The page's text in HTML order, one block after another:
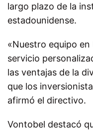
largo plazo de la
estadounidense.
«Nuestro equipo
servicio
las ventajas de la
que los
afirmó el directivo.
Vontobel destacó